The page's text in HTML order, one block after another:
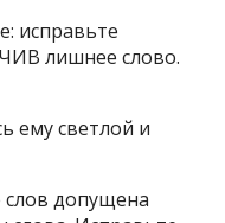
исправьте
лишнее слово.
ему светлой и
допущена